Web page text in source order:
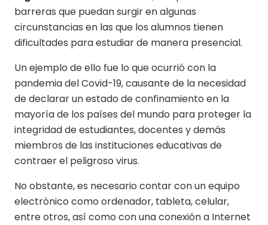
barreras que puedan surgir en algunas
circunstancias en las que los alumnos tienen
dificultades para estudiar de manera presencial.
Un ejemplo de ello fue lo que ocurrió con la
pandemia del Covid-19, causante de la necesidad
de declarar un estado de confinamiento en la
mayoría de los países del mundo para proteger la
integridad de estudiantes, docentes y demás
miembros de las instituciones educativas de
contraer el peligroso virus.
No obstante, es necesario contar con un equipo
electrónico como ordenador, tableta, celular,
entre otros, así como con una conexión a Internet